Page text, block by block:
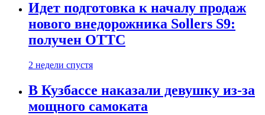
Идет подготовка к началу продаж
нового внедорожника Sollers S9:
получен ОТТС
2 недели спустя
В Кузбассе наказали девушку из-за
мощного самоката